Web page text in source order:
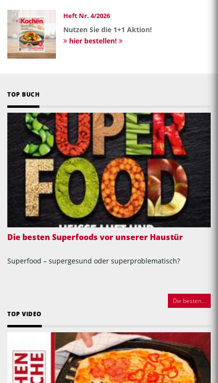
Heft Nr. 4/2026
Nutzen Sie die 1+1 Aktion!
hier bestellen!
TOP BUCH
Die besten Superfoods vor unserer Haustür
Superfood – supergesund oder superproblematisch?
Die besten...
TOP VIDEO